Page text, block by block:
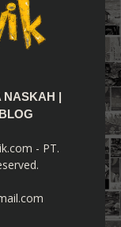
NASKAH
BLOG
- PT.